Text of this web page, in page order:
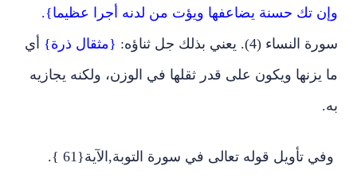
وإن تك حسنة يضاعفها ويؤت من لدنه أجرا عظيما}.
سورة النساء (4). يعني بذلك جل ثناؤه:
{مثقال ذرة} أي
ما يزنها ويكون على قدر ثقلها في الوزن، ولكنه يجازيه
به.
‏ وفي تأويل قوله تعالى في سورة التوبة,الآية{61 }.